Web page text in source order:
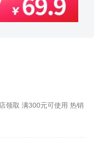
领取 满300元可使用 热销